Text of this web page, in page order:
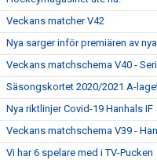
Veckans matcher V42
Nya sarger inför premiären av
Veckans matchschema V40 -
Säsongskortet 2020/2021 A-
Nya riktlinjer Covid-19 Hanhals IF
Veckans matchschema V39 -
Vi har 6 spelare med i TV-Pucken